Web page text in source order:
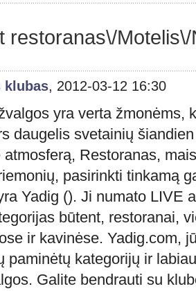
restoranas\/
klubas, 2012-03-12 16:30
yra verta žmonėms,
daugelis svetainių
Restoranas,
pasirinkti tinkamą
Yadig (). Ji numato LIVE
būtent, restoranai,
ir kavinėse. Yadig.com,
paminėtų kategorijų ir
Galite bendrauti su